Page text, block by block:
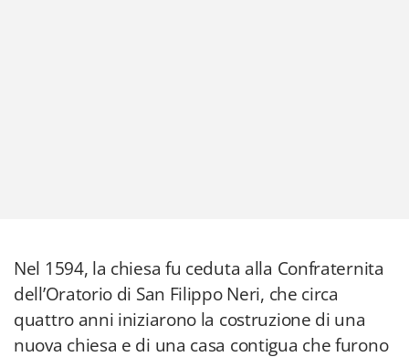
Nel 1594, la chiesa fu ceduta alla Confraternita
dell’Oratorio di San Filippo Neri, che circa
quattro anni iniziarono la costruzione di una
nuova chiesa e di una casa contigua che furono